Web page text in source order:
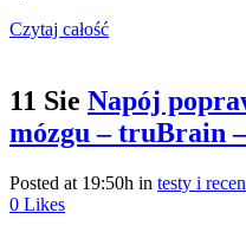
Czytaj całość
11 Sie Napój
mózgu – truBrain
Posted at 19:50h in testy i
0 Likes